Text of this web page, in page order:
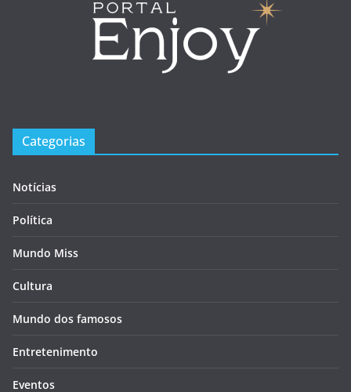
Categorias
Notícias
Política
Mundo Miss
Cultura
Mundo dos famosos
Entretenimento
Eventos